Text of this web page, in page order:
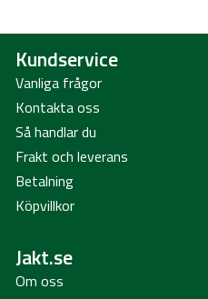
Kundservice
Vanliga frågor
Kontakta oss
Så handlar du
Frakt och leverans
Betalning
Köpvillkor
Jakt.se
Om oss